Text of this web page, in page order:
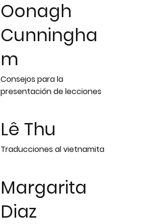
Oonagh
Cunningha
m
Consejos para la
presentación de lecciones
Lê Thu
Traducciones al vietnamita
Margarita
Diaz